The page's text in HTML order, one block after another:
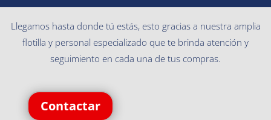
Llegamos hasta donde tú estás, esto gracias a nuestra amplia
flotilla y personal especializado que te brinda atención y
seguimiento en cada una de tus compras.
Contactar